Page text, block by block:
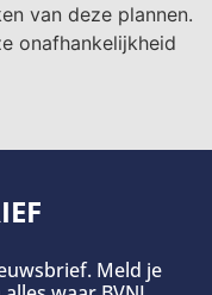
van deze plannen.
onafhankelijkheid
Meld je